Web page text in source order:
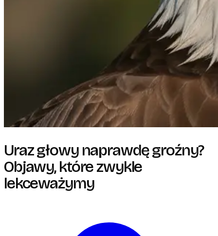
Uraz głowy naprawdę groźny?
Objawy, które zwykle
lekceważymy